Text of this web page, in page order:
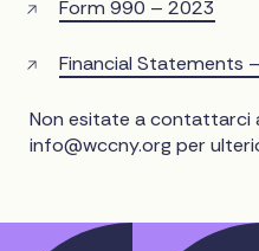
Form 990 – 2023
Financial Statements
Non esitate a contattarci
info@wccny.org per